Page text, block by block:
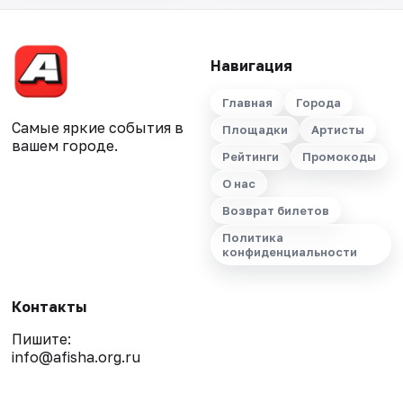
Самые яркие события в
вашем городе.
Навигация
Главная
Города
Площадки
Артисты
Рейтинги
Промокоды
О нас
Возврат билетов
Политика
конфиденциальности
Контакты
Пишите:
info@afisha.org.ru